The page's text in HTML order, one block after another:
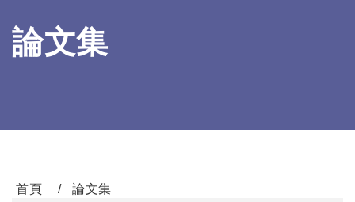
論文集
首頁
論文集